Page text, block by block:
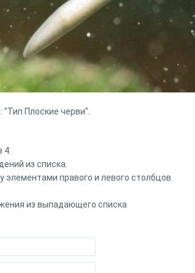
Плоские черви".
4.
из списка.
правого и левого столбцов.
из выпадающего списка